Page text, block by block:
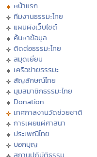
หน้าแรก
ทีมงานธรรมะไทย
แผนผังเว็บไซต์
ค้นหาข้อมูล
ติดต่อธรรมะไทย
สมุดเยี่ยม
เครือข่ายธรรมะ
สัญลักษณ์ไทย
มุมสมาชิกธรรมะไทย
Donation
เทศกาลงานวัดช่วยชาติ
การเผยแผ่ศาสนา
ประเพณีไทย
บอกบุญ